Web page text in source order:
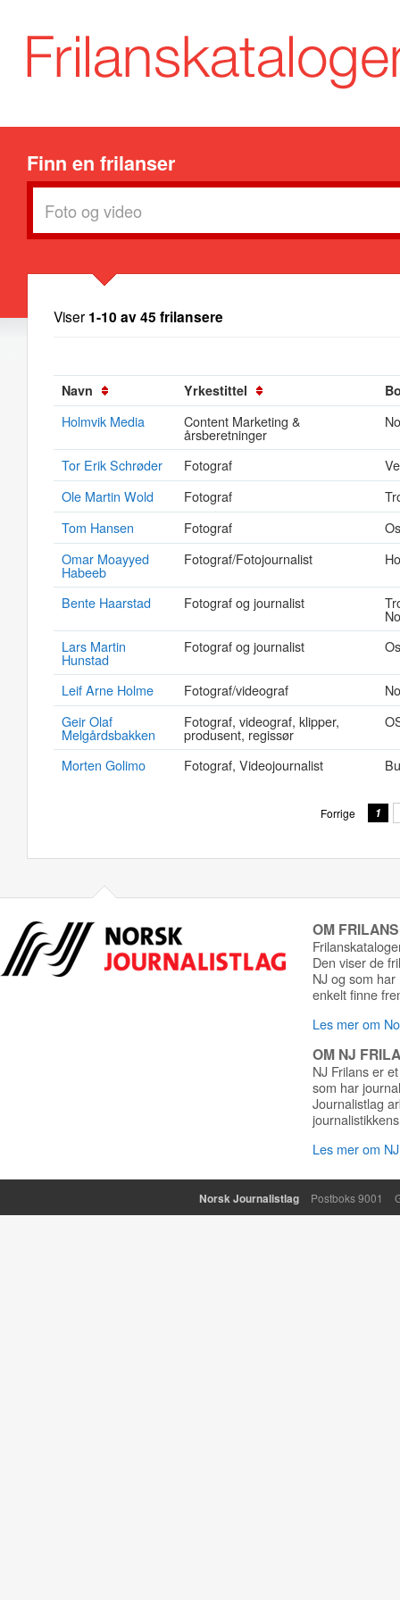
Finn en frilanser
Viser 1-10 av 45 frilansere
Navn Yrkestittel
Holmvik Media Content Marketing &
årsberetninger
Tor Erik Schrøder Fotograf
Ole Martin Wold
Fotograf
Tom Hansen
Fotograf
Omar Moayyed
Habeeb
Fotograf/Fotojournalist
Bente Haarstad Fotograf og journalist
Lars Martin
Hunstad
Fotograf og journalist
Leif Arne Holme Fotograf/videograf
Geir Olaf
Melgårdsbakken
Fotograf, videograf, klipper,
produsent, regissør
Morten Golimo Fotograf, Videojournalist
Forrige 1
OM
Den viser de
NJ og som
enkelt finne
Les mer om
OM NJ
NJ Frilans er
som har
Journalistlag
Les mer om
Norsk Journalistlag Postboks 9001